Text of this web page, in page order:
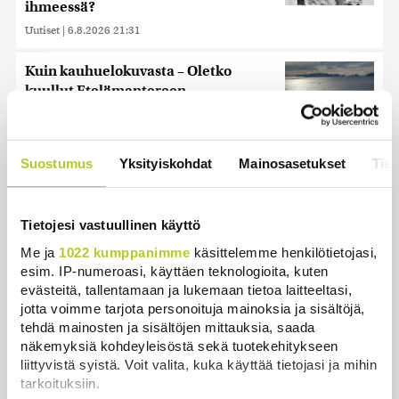
Suostumus Yksityiskohdat Mainosasetukset
Tietojesi vastuullinen käyttö
Me ja 1022 kumppanimme käsittelemme henkilötietojasi,
esim. IP-numeroasi, käyttäen teknologioita, kuten
evästeitä, tallentamaan ja lukemaan tietoa laitteeltasi,
jotta voimme tarjota personoituja mainoksia ja sisältöjä,
tehdä mainosten ja sisältöjen mittauksia, saada
näkemyksiä kohdeyleisöstä sekä tuotekehitykseen
liittyvistä syistä. Voit valita, kuka käyttää tietojasi ja mihin
tarkoituksiin.
ihmeessä?
Uutiset | 6.8.2026 21:31
Kuin kauhuelokuvasta – Oletko
kuullut Etelämantereen
Reuters: FBI aloitti yhteistyön Kiinan
Uutiset
Khamenein kanssa viestiminen on
vaikeaa, sanoo Iranin presidentti
Uutiset 6.8.2026 0:58